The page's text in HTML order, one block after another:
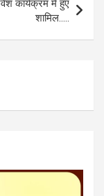
कार्यक्रम में हुए
शामिल…..